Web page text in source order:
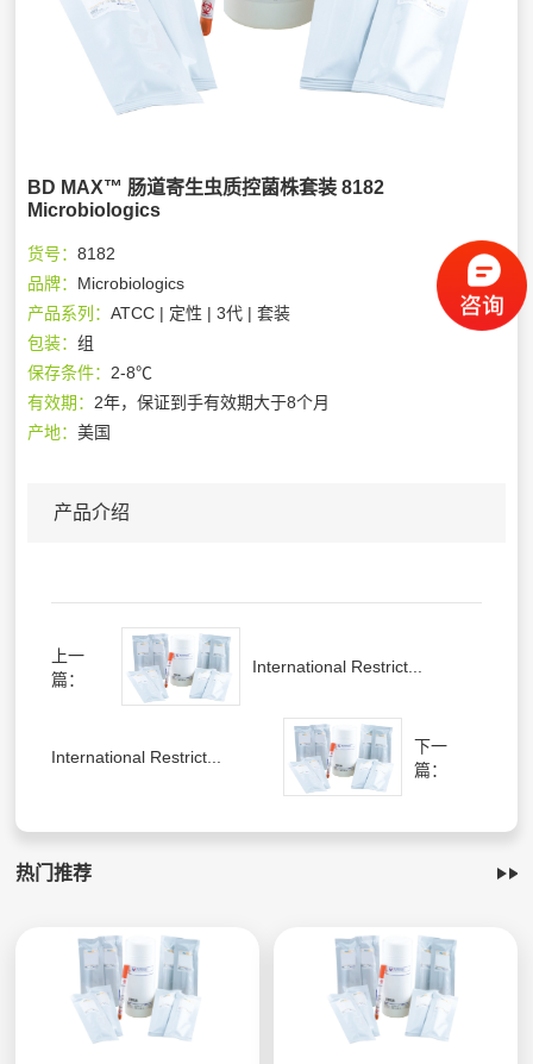
BD MAX™ 肠道寄生虫质控菌株套装 8182
Microbiologics
货号：8182
品牌： Microbiologics
产品系列：ATCC | 定性 | 3代 | 套装
包装：组
保存条件： 2-8℃
有效期： 2年，保证到手有效期大于8个月
产地：美国
产品介绍
上一
篇：
International Restrict...
International Restrict...
下一
篇：
热门推荐